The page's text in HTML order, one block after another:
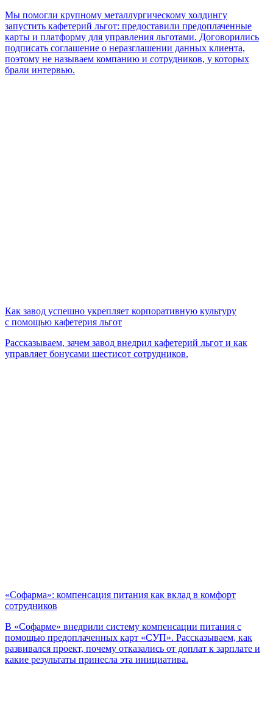
Мы помогли крупному металлургическому холдингу
запустить кафетерий льгот: предоставили предоплаченные
карты и платформу для управления льготами. Договорились
подписать соглашение о неразглашении данных клиента,
поэтому не называем компанию и сотрудников, у которых
брали интервью.
Как завод успешно укрепляет корпоративную культуру
с помощью кафетерия льгот
Рассказываем, зачем завод внедрил кафетерий льгот и как
управляет бонусами шестисот сотрудников.
«Софарма»: компенсация питания как вклад в комфорт
сотрудников
В «Софарме» внедрили систему компенсации питания с
помощью предоплаченных карт «СУП». Рассказываем, как
развивался проект, почему отказались от доплат к зарплате и
какие результаты принесла эта инициатива.